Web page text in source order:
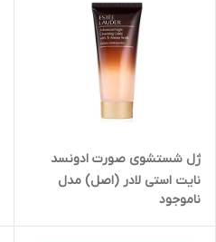
ژل شستشوی صورت ادونسد
نایت استی لادر (اصل) مدل
Advanced Night Cleansing
ناموجود